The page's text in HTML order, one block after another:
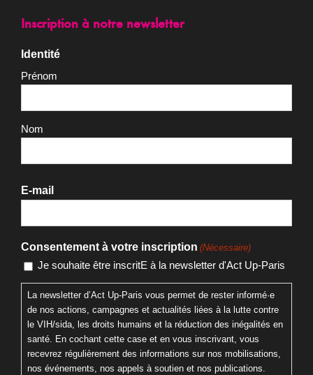
Inscription à notre newsletter
Identité
Prénom
Nom
E-mail
Consentement à votre inscription (Nécessaire)
Je souhaite être inscritE à la newsletter d'Act Up-Paris
La newsletter d’Act Up-Paris vous permet de rester informé·e
de nos actions, campagnes et actualités liées à la lutte contre
le VIH/sida, les droits humains et la réduction des inégalités en
santé. En cochant cette case et en vous inscrivant, vous
recevrez régulièrement des informations sur nos mobilisations,
nos événements, nos appels à soutien et nos publications.